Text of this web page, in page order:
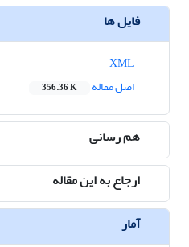
فایل ها
اصل مقاله
356.36 K
هم رسانی
ارجاع به این مقاله
آمار